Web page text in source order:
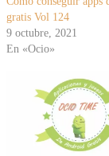
gratis Vol 124
9 octubre, 2021
En «Ocio»